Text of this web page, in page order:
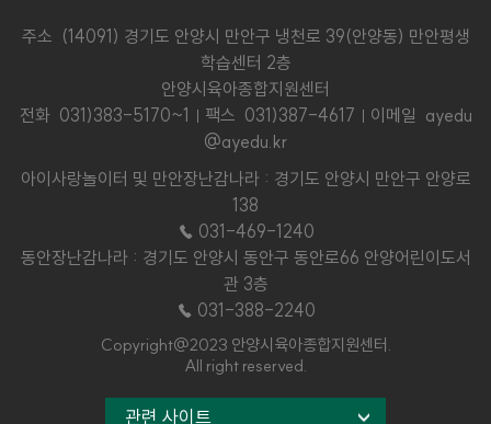
주소 (14091) 경기도 안양시 만안구 냉천로 39(안양동) 만안평생
학습센터 2층
안양시육아종합지원센터
전화 031)383-5170~1 팩스 031)387-4617
이메일 ayedu
@ayedu.kr
아이사랑놀이터 및 만안장난감나라 : 경기도 안양시 만안구 안양로
138
☎ 031-469-1240
동안장난감나라 : 경기도 안양시 동안구 동안로66 안양어린이도서
관 3층
☎ 031-388-2240
Copyright@2023 안양시육아종합지원센터.
All right reserved.
관련 사이트